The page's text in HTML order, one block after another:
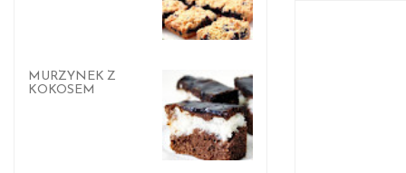
MURZYNEK Z
KOKOSEM